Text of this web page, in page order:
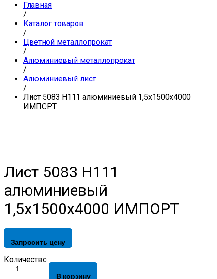
Главная
/
Каталог товаров
/
Цветной металлопрокат
/
Алюминиевый металлопрокат
/
Алюминиевый лист
/
Лист 5083 H111 алюминиевый 1,5х1500х4000
ИМПОРТ
Лист 5083 H111
алюминиевый
1,5х1500х4000 ИМПОРТ
Запросить цену
Лист
5083
Количество
В корзину